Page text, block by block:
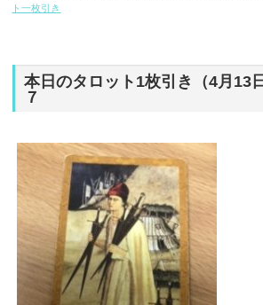
ト一枚引き
本日のタロット1枚引き（4月
７